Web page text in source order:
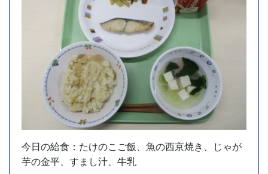
今日の給食：たけのこご飯、魚の西京焼き、じゃが
芋の金平、すまし汁、牛乳